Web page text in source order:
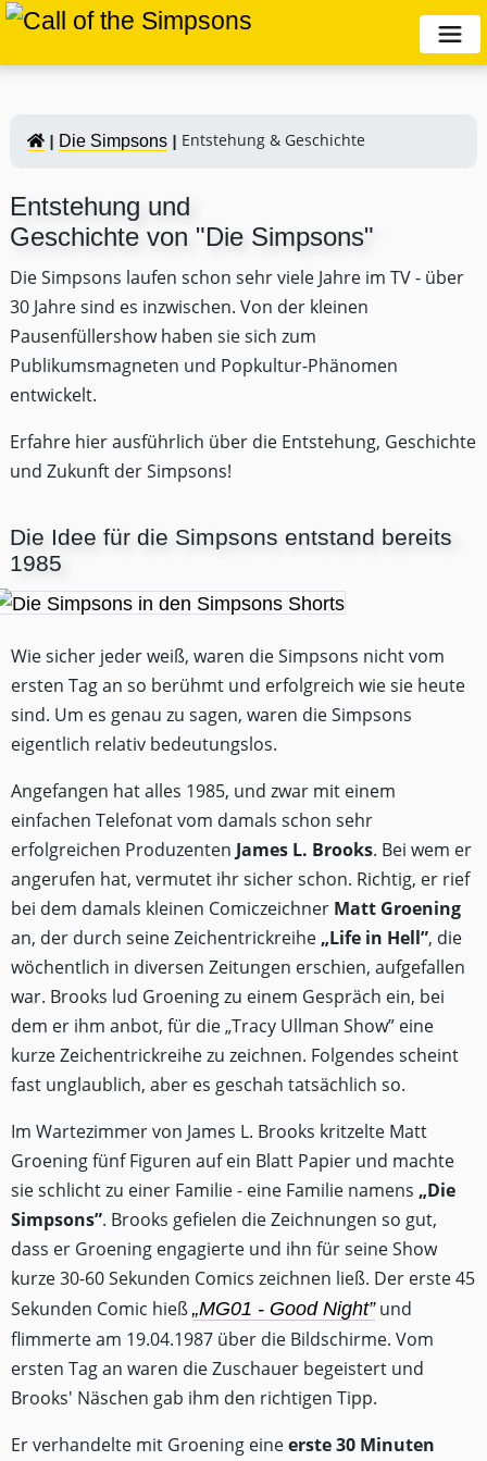
Die Simpsons Entstehung & Geschichte
Entstehung und
Geschichte von "Die Simpsons"
Die Simpsons laufen schon sehr viele Jahre im TV - über
30 Jahre sind es inzwischen. Von der kleinen
Pausenfüllershow haben sie sich zum
Publikumsmagneten und Popkultur-Phänomen
entwickelt.
Erfahre hier ausführlich über die Entstehung, Geschichte
und Zukunft der Simpsons!
Die Idee für die Simpsons entstand bereits
1985
Wie sicher jeder weiß, waren die Simpsons nicht vom
ersten Tag an so berühmt und erfolgreich wie sie heute
sind. Um es genau zu sagen, waren die Simpsons
eigentlich relativ bedeutungslos.
Angefangen hat alles 1985, und zwar mit einem
einfachen Telefonat vom damals schon sehr
erfolgreichen Produzenten James L. Brooks. Bei wem er
angerufen hat, vermutet ihr sicher schon. Richtig, er rief
bei dem damals kleinen Comiczeichner Matt Groening
an, der durch seine Zeichentrickreihe „Life in Hell”, die
wöchentlich in diversen Zeitungen erschien, aufgefallen
war. Brooks lud Groening zu einem Gespräch ein, bei
dem er ihm anbot, für die „Tracy Ullman Show” eine
kurze Zeichentrickreihe zu zeichnen. Folgendes scheint
fast unglaublich, aber es geschah tatsächlich so.
Im Wartezimmer von James L. Brooks kritzelte Matt
Groening fünf Figuren auf ein Blatt Papier und machte
sie schlicht zu einer Familie - eine Familie namens „Die
Simpsons”. Brooks gefielen die Zeichnungen so gut,
dass er Groening engagierte und ihn für seine Show
kurze 30-60 Sekunden Comics zeichnen ließ. Der erste 45
Sekunden Comic hieß „MG01 - Good Night”und
flimmerte am 19.04.1987 über die Bildschirme. Vom
ersten Tag an waren die Zuschauer begeistert und
Brooks' Näschen gab ihm den richtigen Tipp.
Er verhandelte mit Groening eineerste 30 Minuten